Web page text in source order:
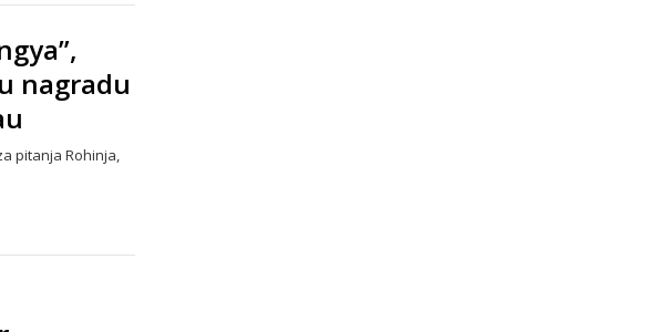
nagradu
pitanja Rohinja,